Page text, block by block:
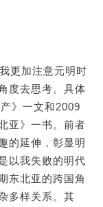
更加注意元明时
度去思考。具体
》一文和2009
亚》一书。前者
的延伸，彰显明
以我失败的明代
东北亚的跨国角
多样关系。其